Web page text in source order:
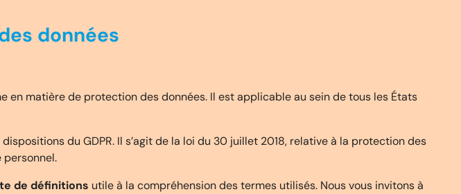
données
en matière de protection des données. Il est applicable au sein de tous les États
du GDPR. Il s’agit de la loi du 30 juillet 2018, relative à la protection des
de définitions utile à la compréhension des termes utilisés. Nous vous invitons à